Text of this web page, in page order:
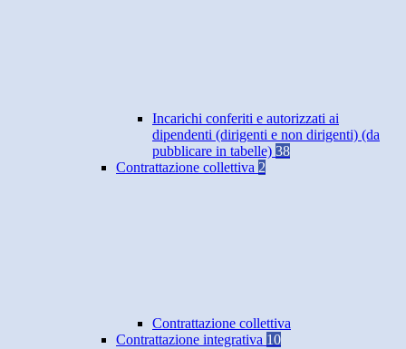
Incarichi conferiti e autorizzati ai
dipendenti (dirigenti e non dirigenti) (da
pubblicare in tabelle) 38
Contrattazione collettiva 2
Contrattazione collettiva
Contrattazione integrativa 10